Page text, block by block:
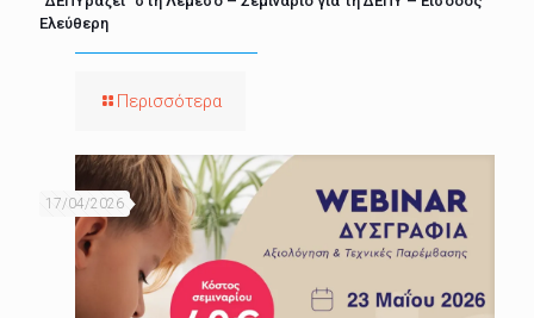
Ελεύθερη
Περισσότερα
17/04/2026